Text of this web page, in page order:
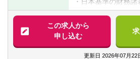
コンサル：比較的
陣とのコミュニケ
練を積む事ができ、
口を経験できます。
事業会社：当チー
【あれば望ましい
■英語力（ビジネル
尚可）
法監査、会社法監
査、その他）
・海外会計基準の財
基準、米国会計基準）
この求人から
申し込む
更新日 2026年07月22